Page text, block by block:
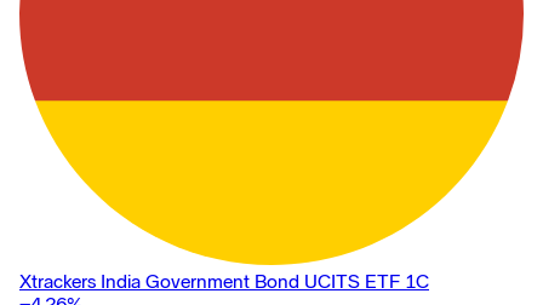
Xtrackers India Government Bond UCITS ETF 1C